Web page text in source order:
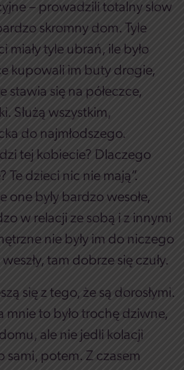
– prowadzili totalny slow
skromny dom. Tyle
miały tyle ubrań, ile było
kupowali im buty drogie,
stawia się na półeczce,
Służą wszystkim,
do najmłodszego.
tej kobiecie? Dlaczego
Te dzieci nic nie mają”.
one były bardzo wesołe,
w relacji ze sobą i z innymi
nie były im do niczego
tam dobrze się czuły.
się z tego, że są dorosłymi.
mnie to było trochę dziwne,
ale nie jedli kolacji
sami, potem. Z czasem